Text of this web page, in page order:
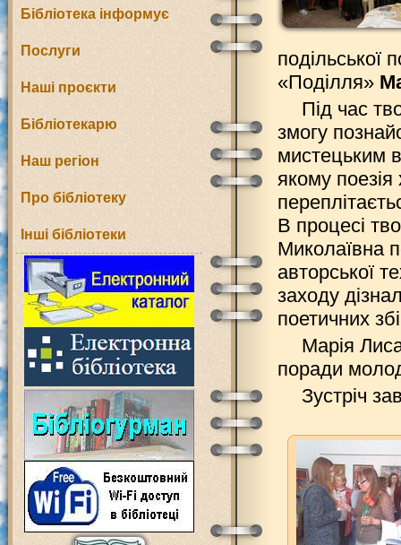
Бібліотека інформує
Послуги
Наші проєкти
Бібліотекарю
Наш регіон
Про бібліотеку
Інші бібліотеки
подільської
«Поділля»
Під час
змогу
мистецьким
якому
В процесі
Миколаївна
авторської
заходу
поетичних
Марія
поради
Зустріч